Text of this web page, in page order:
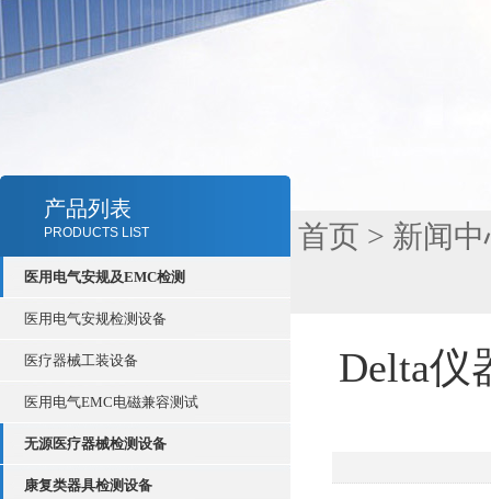
产品列表
PRODUCTS LIST
医用电气安规及EMC检测
医用电气安规检测设备
医疗器械工装设备
医用电气EMC电磁兼容测试
无源医疗器械检测设备
康复类器具检测设备
首页 > 新闻
Delta仪